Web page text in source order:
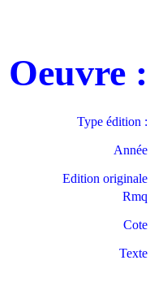
Oeuvre :
Type édition :
Année
Edition originale
Rmq
Cote
Texte